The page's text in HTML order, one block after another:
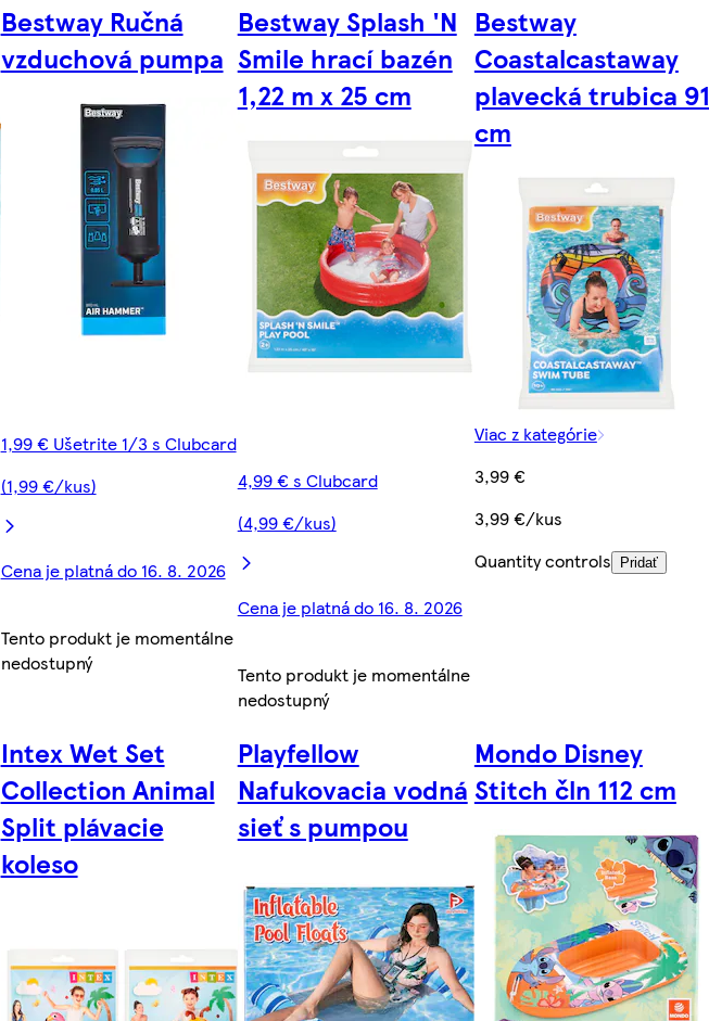
Bestway Ručná
vzduchová pumpa
1,99 € Ušetrite 1/3 s Clubcard
(1,99 €/kus)
Cena je platná do 16. 8. 2026
Tento produkt je momentálne
nedostupný
Bestway Splash 'N
Smile hrací bazén
1,22 m x 25 cm
4,99 € s Clubcard
(4,99 €/kus)
Cena je platná do 16. 8. 2026
Tento produkt je momentálne
nedostupný
Bestway
Coastalcastaway
plavecká trubica 91
cm
Viac z kategórie
3,99 €
3,99 €/kus
Quantity controls
Pridať
Intex Wet Set
Collection Animal
Split plávacie
koleso
Playfellow
Nafukovacia vodná
sieť s pumpou
Mondo Disney
Stitch čln 112 cm